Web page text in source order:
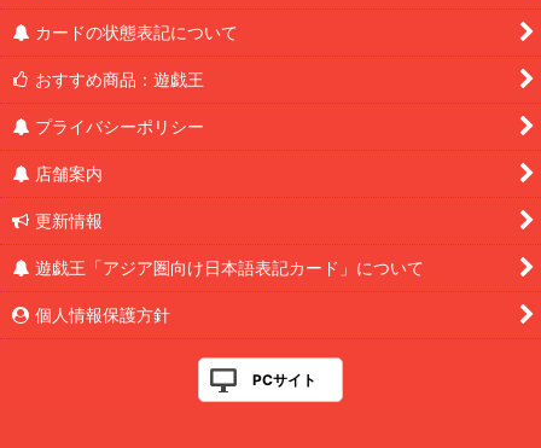
カードの状態表記について
おすすめ商品：遊戯王
プライバシーポリシー
店舗案内
更新情報
遊戯王「アジア圏向け日本語表記カード」について
個人情報保護方針
PCサイト